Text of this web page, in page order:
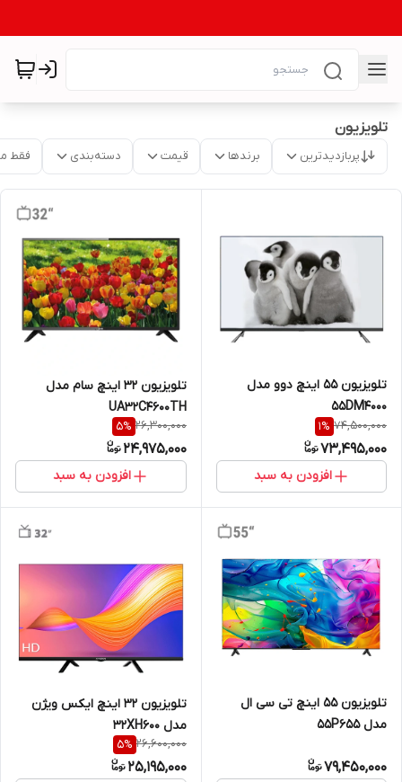
تلویزیون
پربازدیدترین برندها قیمت دسته‌بندی فقط
تلویزیون 55 اینچ دوو مدل
55DM4000
74,500,000
1%
73,495,000
افزودن به سبد
تلویزیون 32 اینچ سام مدل
UA32C4600TH
26,300,000
5%
24,975,000
افزودن به سبد
تلویزیون 55 اینچ تی سی ال
مدل 55P655
79,450,000
تلویزیون 32 اینچ ایکس ویژن
مدل 32XH600
26,600,000
5%
25,195,000